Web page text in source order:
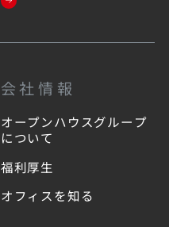
会社情報
オープンハウスグループ
について
福利厚生
オフィスを知る